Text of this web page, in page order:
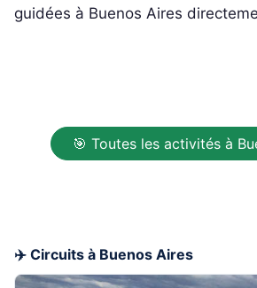
guidées à Buenos Aires
🎯 Toutes les activités à
✈️ Circuits à Buenos Aires